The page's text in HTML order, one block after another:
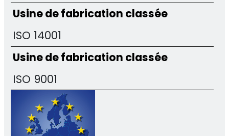
Usine de fabrication classée
ISO 14001
Usine de fabrication classée
ISO 9001